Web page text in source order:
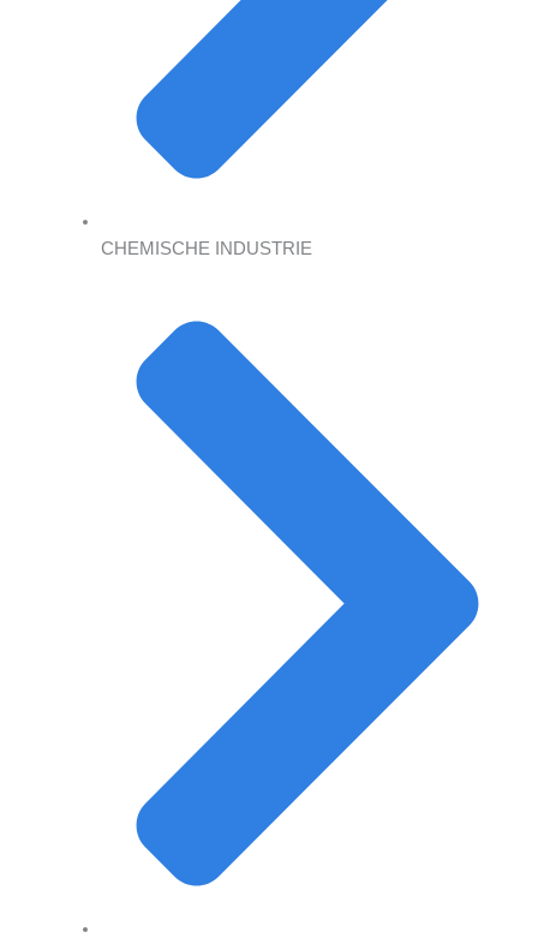
CHEMISCHE INDUSTRIE